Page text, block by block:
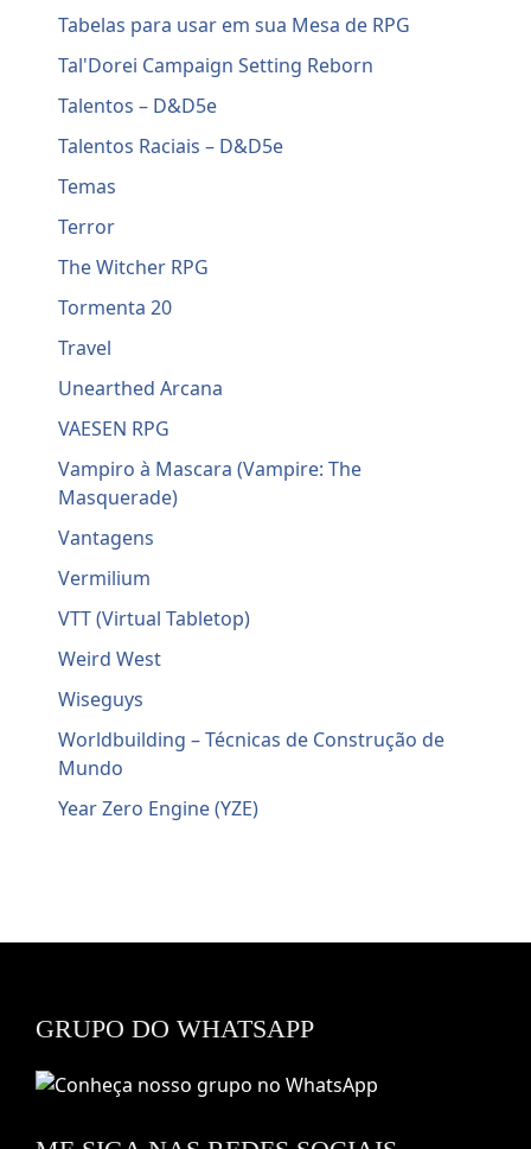
Tabelas para usar em sua Mesa de RPG
Tal'Dorei Campaign Setting Reborn
Talentos – D&D5e
Talentos Raciais – D&D5e
Temas
Terror
The Witcher RPG
Tormenta 20
Travel
Unearthed Arcana
VAESEN RPG
Vampiro à Mascara (Vampire: The
Masquerade)
Vantagens
Vermilium
VTT (Virtual Tabletop)
Weird West
Wiseguys
Worldbuilding – Técnicas de Construção de
Mundo
Year Zero Engine (YZE)
GRUPO DO WHATSAPP